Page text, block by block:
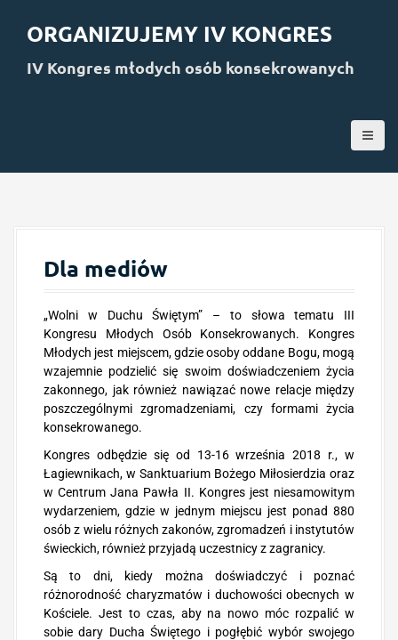
t
ORGANIZUJEMY IV KONGRES
IV Kongres młodych osób konsekrowanych
Dla mediów
„Wolni w Duchu Świętym” – to słowa tematu III
Kongresu Młodych Osób Konsekrowanych. Kongres
Młodych jest miejscem, gdzie osoby oddane Bogu, mogą
wzajemnie podzielić się swoim doświadczeniem życia
zakonnego, jak również nawiązać nowe relacje między
poszczególnymi zgromadzeniami, czy formami życia
konsekrowanego.
Kongres odbędzie się od 13-16 września 2018 r., w
Łagiewnikach, w Sanktuarium Bożego Miłosierdzia oraz
w Centrum Jana Pawła II. Kongres jest niesamowitym
wydarzeniem, gdzie w jednym miejscu jest ponad 880
osób z wielu różnych zakonów, zgromadzeń i instytutów
świeckich, również przyjadą uczestnicy z zagranicy.
Są to dni, kiedy można doświadczyć i poznać
różnorodność charyzmatów i duchowości obecnych w
Kościele. Jest to czas, aby na nowo móc rozpalić w
sobie dary Ducha Świętego i pogłębić wybór swojego